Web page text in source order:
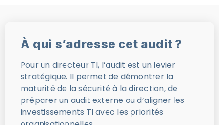
À qui s’adresse cet audit ?
Pour un directeur TI, l’audit est un levier
stratégique. Il permet de démontrer la
maturité de la sécurité à la direction, de
préparer un audit externe ou d’aligner les
investissements TI avec les priorités